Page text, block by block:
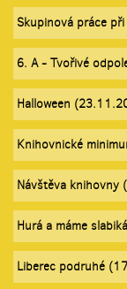
Skupinová práce
6. A - Tvořivé
Halloween
Knihovnické
Návštěva
Hurá a máme
Liberec podruhé